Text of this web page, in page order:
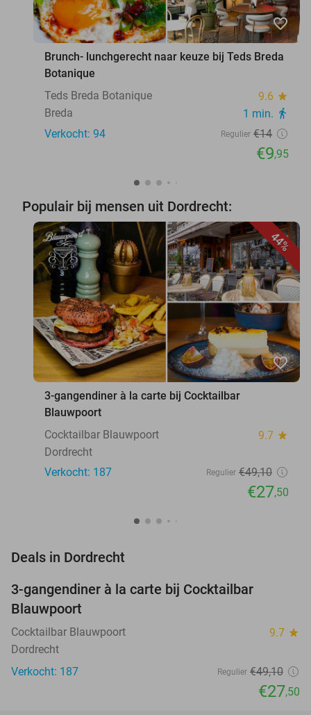
favorite_border
Brunch- lunchgerecht naar keuze bij Teds Breda
Botanique
Teds Breda Botanique
9.6 star
Breda 1 min. directions_walk
Verkocht: 94 Regulier €14
€9,95
Populair bij mensen uit Dordrecht:
44%
favorite_border
3-gangendiner à la carte bij Cocktailbar
Blauwpoort
Cocktailbar Blauwpoort
9.7 star
Dordrecht
Verkocht: 187
Regulier €49,10
€27,50
Deals in Dordrecht
3-gangendiner à la carte bij Cocktailbar
Blauwpoort
Cocktailbar Blauwpoort 9.7 star
Dordrecht
Verkocht: 187
Regulier €49,10
€27,50